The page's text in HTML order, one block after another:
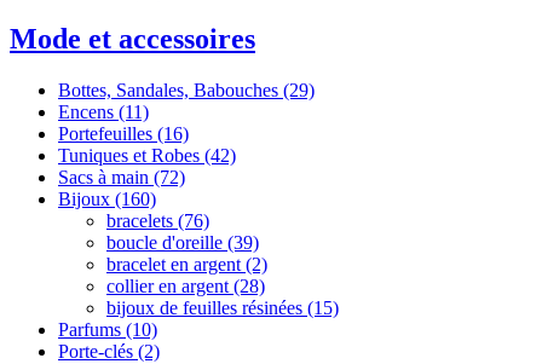
Mode et accessoires
Bottes, Sandales, Babouches (29)
Encens (11)
Portefeuilles (16)
Tuniques et Robes (42)
Sacs à main (72)
Bijoux (160)
bracelets (76)
boucle d'oreille (39)
bracelet en argent (2)
collier en argent (28)
bijoux de feuilles résinées (15)
Parfums (10)
Porte-clés (2)